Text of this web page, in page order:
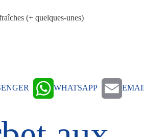
(+ quelques-unes)
WHATSAPP